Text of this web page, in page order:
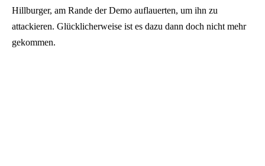
Hillburger, am Rande der Demo auflauerten, um ihn zu
attackieren. Glücklicherweise ist es dazu dann doch nicht mehr
gekommen.